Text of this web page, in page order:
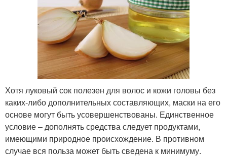
Хотя луковый сок полезен для волос и кожи головы без
каких-либо дополнительных составляющих, маски на его
основе могут быть усовершенствованы. Единственное
условие – дополнять средства следует продуктами,
имеющими природное происхождение. В противном
случае вся польза может быть сведена к минимуму.